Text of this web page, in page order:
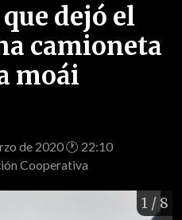
dejó el
camioneta
moái
de 2020 🕐 22:10
Cooperativa
1 / 8